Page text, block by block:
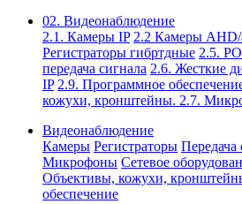
02. Видеонаблюдение
2.1. Камеры IP 2.2 Камеры AHD/
Регистраторы гибртдные 2.5.
передача сигнала 2.6. Жесткие
IP 2.9. Программное
кожухи, кронштейны. 2.7.
Видеонаблюдение
Камеры Регистраторы Передача
Микрофоны Сетевое
Объективы, кожухи,
обеспечение